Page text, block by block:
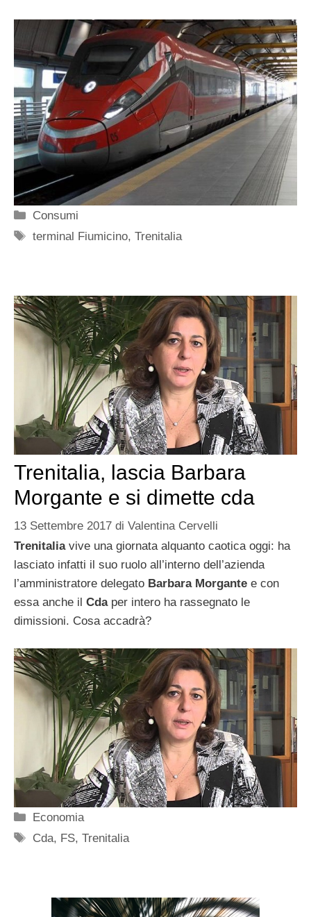
Categorie
Consumi
Tag
terminal Fiumicino,Trenitalia
Trenitalia, lascia Barbara
Morgante e si dimette cda
13 Settembre 2017 di Valentina Cervelli
Trenitaliavive una giornata alquanto caotica oggi: ha
lasciato infatti il suo ruolo all’interno dell’azienda
l’amministratore delegato Barbara Morgante e con
essa anche il Cdaper intero ha rassegnato le
dimissioni. Cosa accadrà?
Categorie
Economia
Tag
Cda, FS,Trenitalia